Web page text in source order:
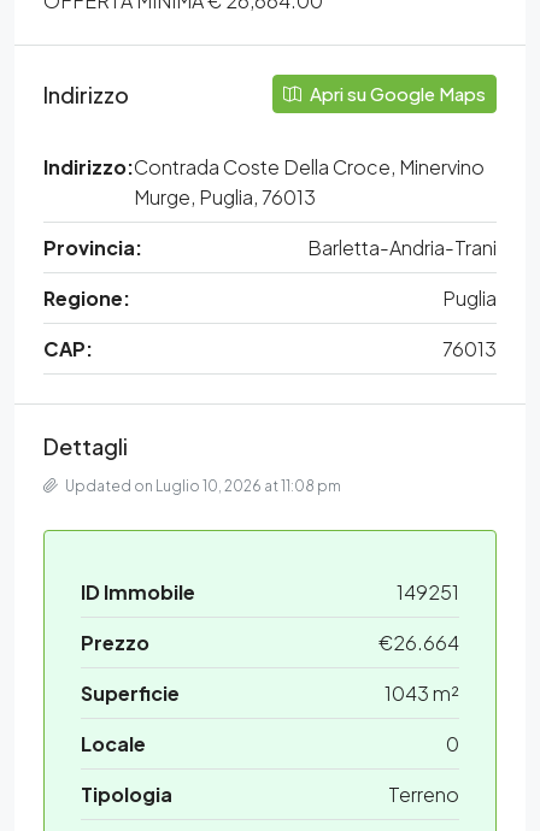
Indirizzo Apri su Google Maps
Indirizzo:Contrada Coste Della Croce, Minervino
Murge, Puglia, 76013
Provincia:
Barletta-Andria-Trani
Regione:
Puglia
CAP:
76013
Dettagli
Updated on Luglio 10, 2026 at 11:08 pm
ID Immobile
149251
Prezzo
€26.664
Superficie
1043 m²
Locale
0
Tipologia
Terreno